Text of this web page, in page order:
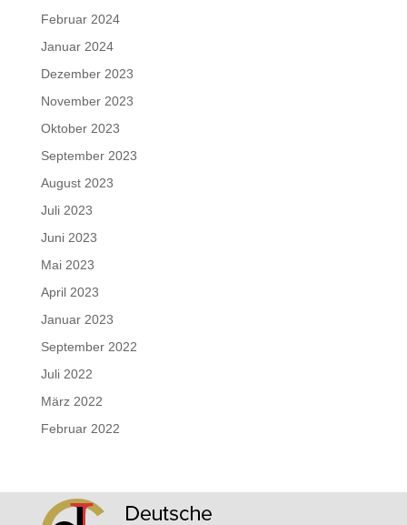
Februar 2024
Januar 2024
Dezember 2023
November 2023
Oktober 2023
September 2023
August 2023
Juli 2023
Juni 2023
Mai 2023
April 2023
Januar 2023
September 2022
Juli 2022
März 2022
Februar 2022